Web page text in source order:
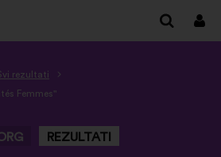
rezultati
Femmes"
REZULTATI